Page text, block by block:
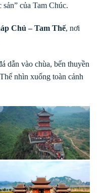
của Tam Chúc.
Chủ – Tam Thế, nơi
dẫn vào chùa, bến thuyền
nhìn xuống toàn cảnh